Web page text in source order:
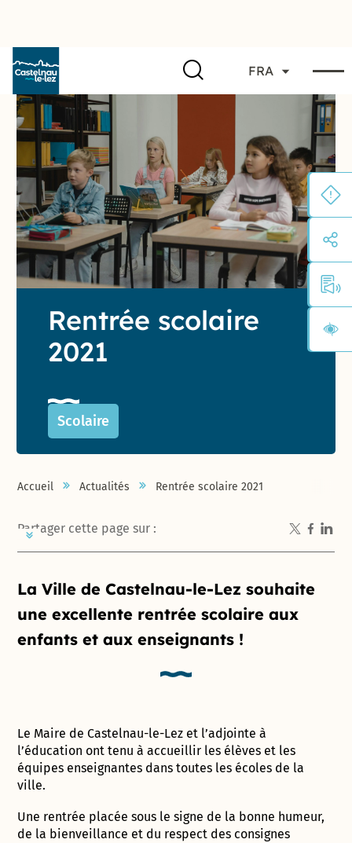
FRA
Rentrée scolaire
2021
Scolaire
Accueil Actualités Rentrée scolaire 2021
Partager cette page sur :
Introduction de la page
La Ville de Castelnau-le-Lez souhaite
une excellente rentrée scolaire aux
enfants et aux enseignants !
Le Maire de Castelnau-le-Lez et l’adjointe à
l’éducation ont tenu à accueillir les élèves et les
équipes enseignantes dans toutes les écoles de la
ville.
Une rentrée placée sous le signe de la bonne humeur,
de la bienveillance et du respect des consignes